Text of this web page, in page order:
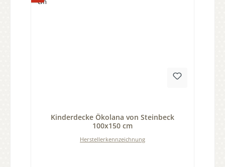
Kinderdecke Ökolana von Steinbeck
100x150 cm
Herstellerkennzeichnung